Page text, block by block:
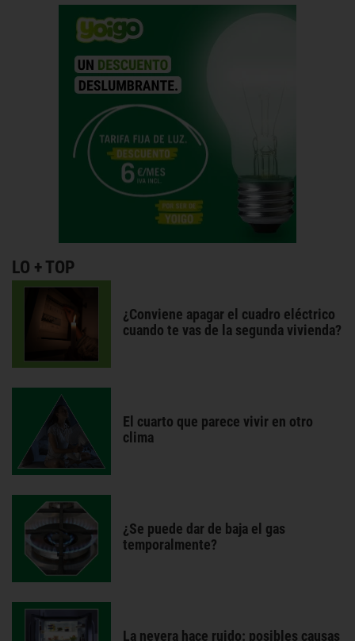
LO + TOP
¿Conviene apagar el cuadro eléctrico
cuando te vas de la segunda vivienda?
El cuarto que parece vivir en otro
clima
¿Se puede dar de baja el gas
temporalmente?
La nevera hace ruido: posibles causas